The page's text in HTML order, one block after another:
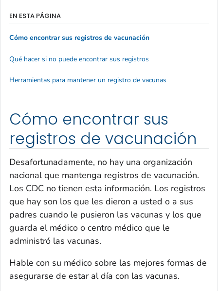
Cómo encontrar sus
registros de vacunación
Desafortunadamente, no hay una organización
nacional que mantenga registros de vacunación.
Los CDC no tienen esta información. Los registros
que hay son los que les dieron a usted o a sus
padres cuando le pusieron las vacunas y los que
guarda el médico o centro médico que le
administró las vacunas.
Hable con su médico sobre las mejores formas de
asegurarse de estar al día con las vacunas.
EN ESTA PÁGINA
Cómo encontrar sus registros de vacunación
Qué hacer si no puede encontrar sus registros
Herramientas para mantener un registro de vacunas